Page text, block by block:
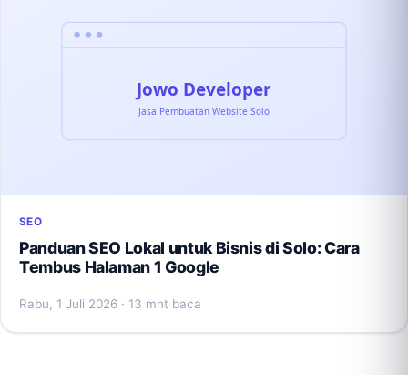
SEO
Panduan SEO Lokal untuk Bisnis di Solo: Cara
Tembus Halaman 1 Google
Rabu, 1 Juli 2026 · 13 mnt baca